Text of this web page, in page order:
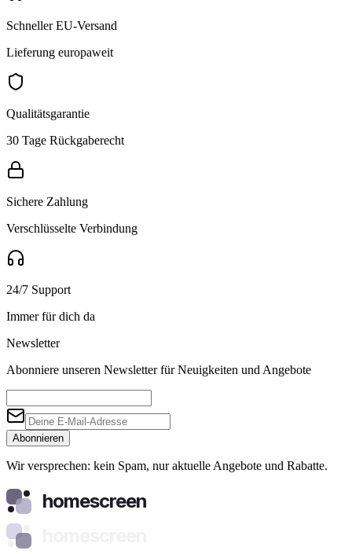
Schneller EU-Versand
Lieferung europaweit
Qualitätsgarantie
30 Tage Rückgaberecht
Sichere Zahlung
Verschlüsselte Verbindung
24/7 Support
Immer für dich da
Newsletter
Abonniere unseren Newsletter für Neuigkeiten und Angebote
Abonnieren
Wir versprechen: kein Spam, nur aktuelle Angebote und Rabatte.
homescreen